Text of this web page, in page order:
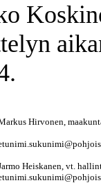
Hirvonen,
Heiskanen, vt.